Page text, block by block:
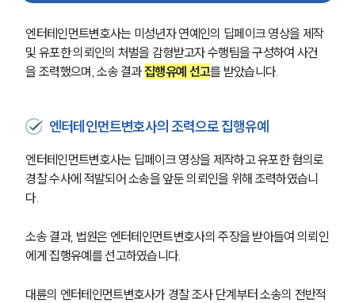
엔터테인먼트변호사는 미성년자 연예인의 딥페이크 영상을 제작
및 유포한 의뢰인의 처벌을 감형받고자 수행팀을 구성하여 사건
을 조력했으며, 소송 결과 집행유예 선고를 받았습니다.
엔터테인먼트변호사의 조력으로 집행유예
엔터테인먼트변호사는 딥페이크 영상을 제작하고 유포한 혐의로
경찰 수사에 적발되어 소송을 앞둔 의뢰인을 위해 조력하였습니
다.
소송 결과, 법원은 엔터테인먼트변호사의 주장을 받아들여 의뢰인
에게 집행유예를 선고하였습니다.
대륜의 엔터테인먼트변호사가 경찰 조사 단계부터 소송의 전반적